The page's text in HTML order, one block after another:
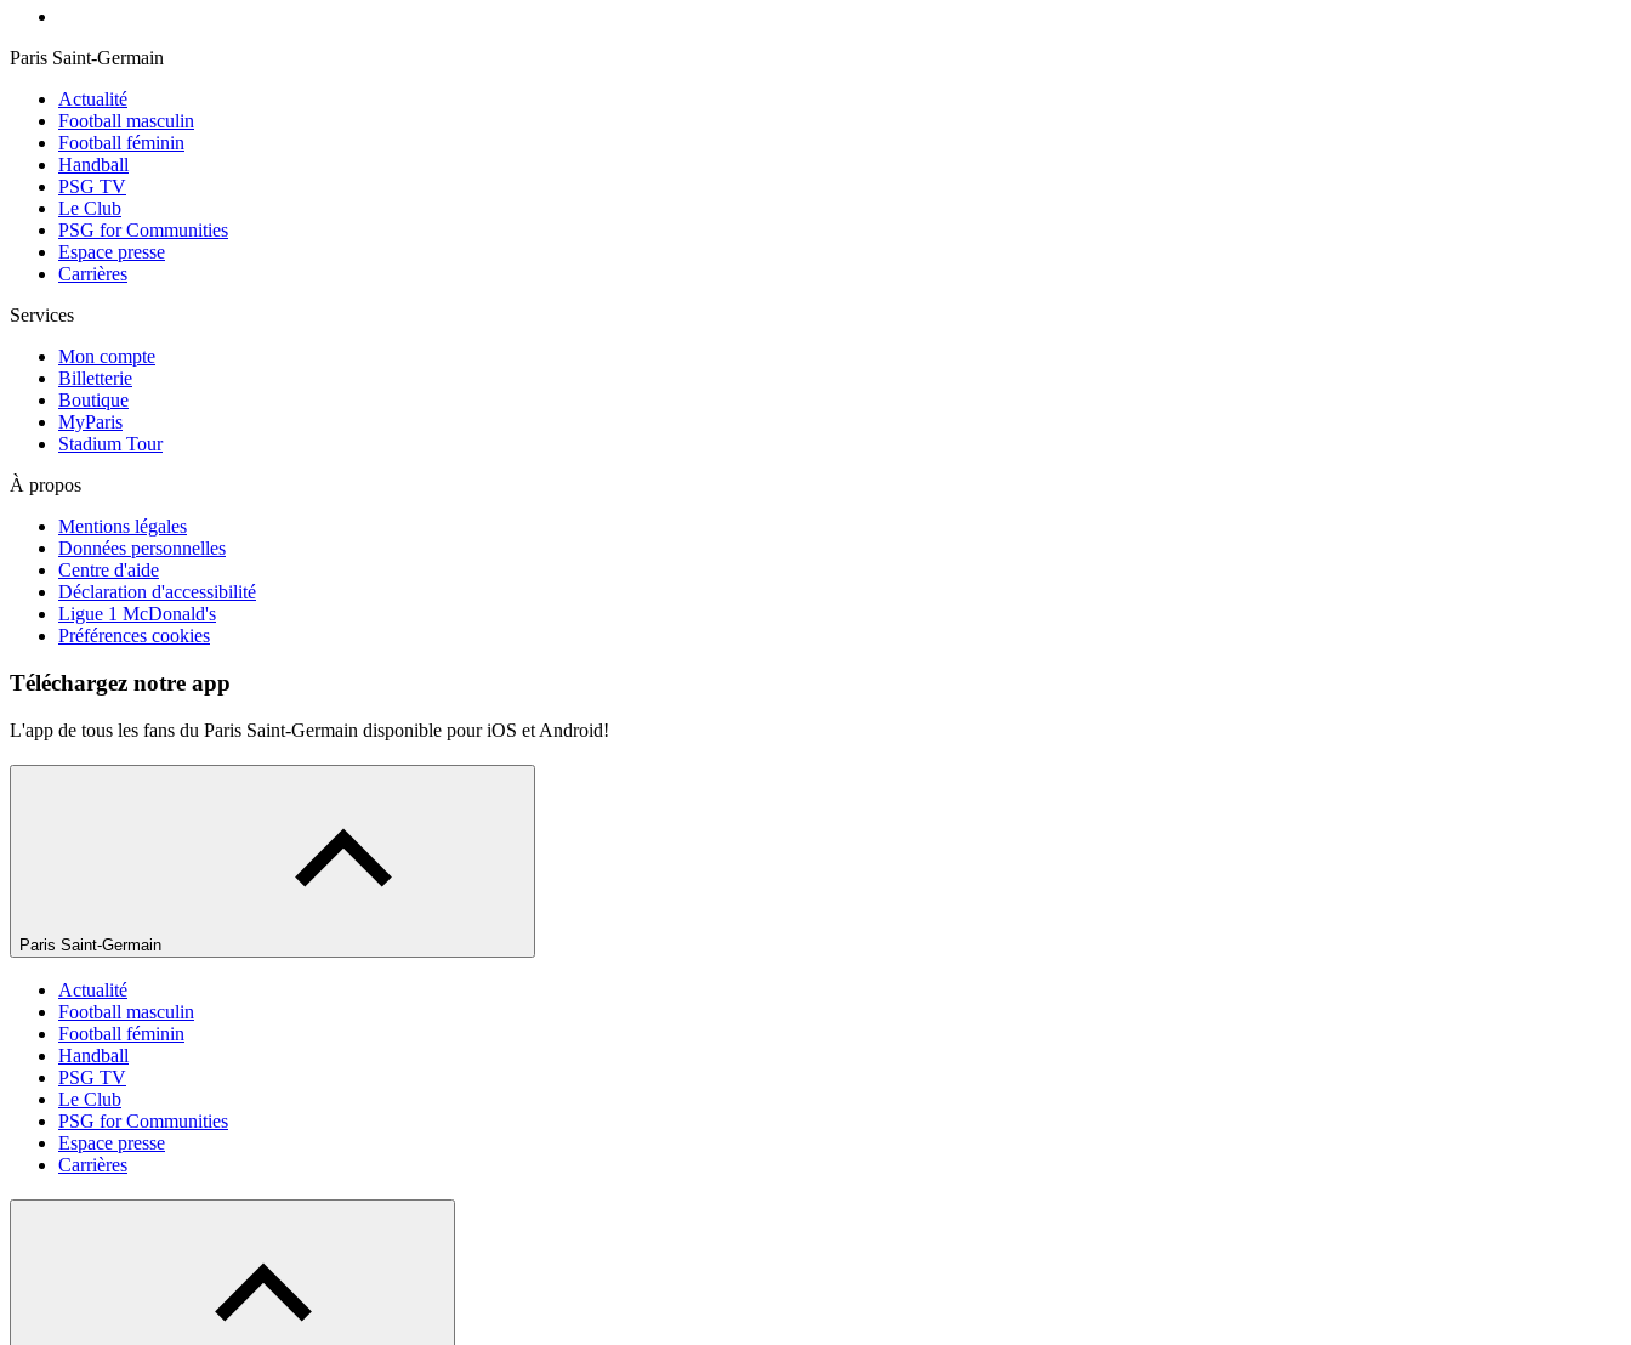
Paris Saint-Germain
Actualité
Football masculin
Football féminin
Handball
PSG TV
Le Club
PSG for Communities
Espace presse
Carrières
Services
Mon compte
Billetterie
Boutique
MyParis
Stadium Tour
À propos
Mentions légales
Données personnelles
Centre d'aide
Déclaration d'accessibilité
Ligue 1 McDonald's
Préférences cookies
Téléchargez notre app
L'app de tous les fans du Paris Saint-Germain disponible pour iOS et Android!
Paris Saint-Germain
Actualité
Football masculin
Football féminin
Handball
PSG TV
Le Club
PSG for Communities
Espace presse
Carrières